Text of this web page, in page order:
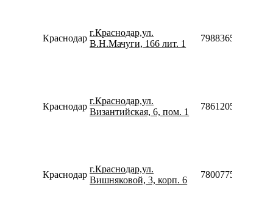
Краснодар
г.Краснодар,ул.
В.Н.Мачуги, 166 лит. 1
79883656713
Краснодар
г.Краснодар,ул.
Византийская, 6, пом. 1
78612052612
Краснодар
г.Краснодар,ул.
Вишняковой, 3, корп. 6
78007753553